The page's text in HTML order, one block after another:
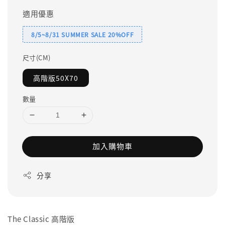
適用優惠
8/5~8/31 SUMMER SALE 20%OFF
尺寸(CM)
高階版50X70
數量
加入購物車
分享
The Classic 高階版